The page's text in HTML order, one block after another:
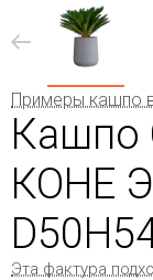
Примеры кашпо
Кашпо
КОНЕ
Эта фактура